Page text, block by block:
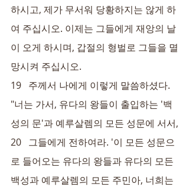
하시고, 제가 무서워 당황하지는 않게 하
여 주십시오. 이제는 그들에게 재앙의 날
이 오게 하시며, 갑절의 형벌로 그들을 멸
망시켜 주십시오.
19   주께서 나에게 이렇게 말씀하셨다.
"너는 가서, 유다의 왕들이 출입하는 '백
성의 문'과 예루살렘의 모든 성문에 서서,
20   그들에게 전하여라. '이 모든 성문으
로 들어오는 유다의 왕들과 유다의 모든
백성과 예루살렘의 모든 주민아, 너희는